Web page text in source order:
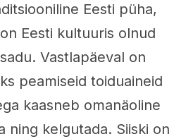
Eesti püha,
Eesti kultuuris olnud
Vastlapäeval on
peamiseid toiduaineid
kaasneb omanäoline
ning kelgutada. Siiski on